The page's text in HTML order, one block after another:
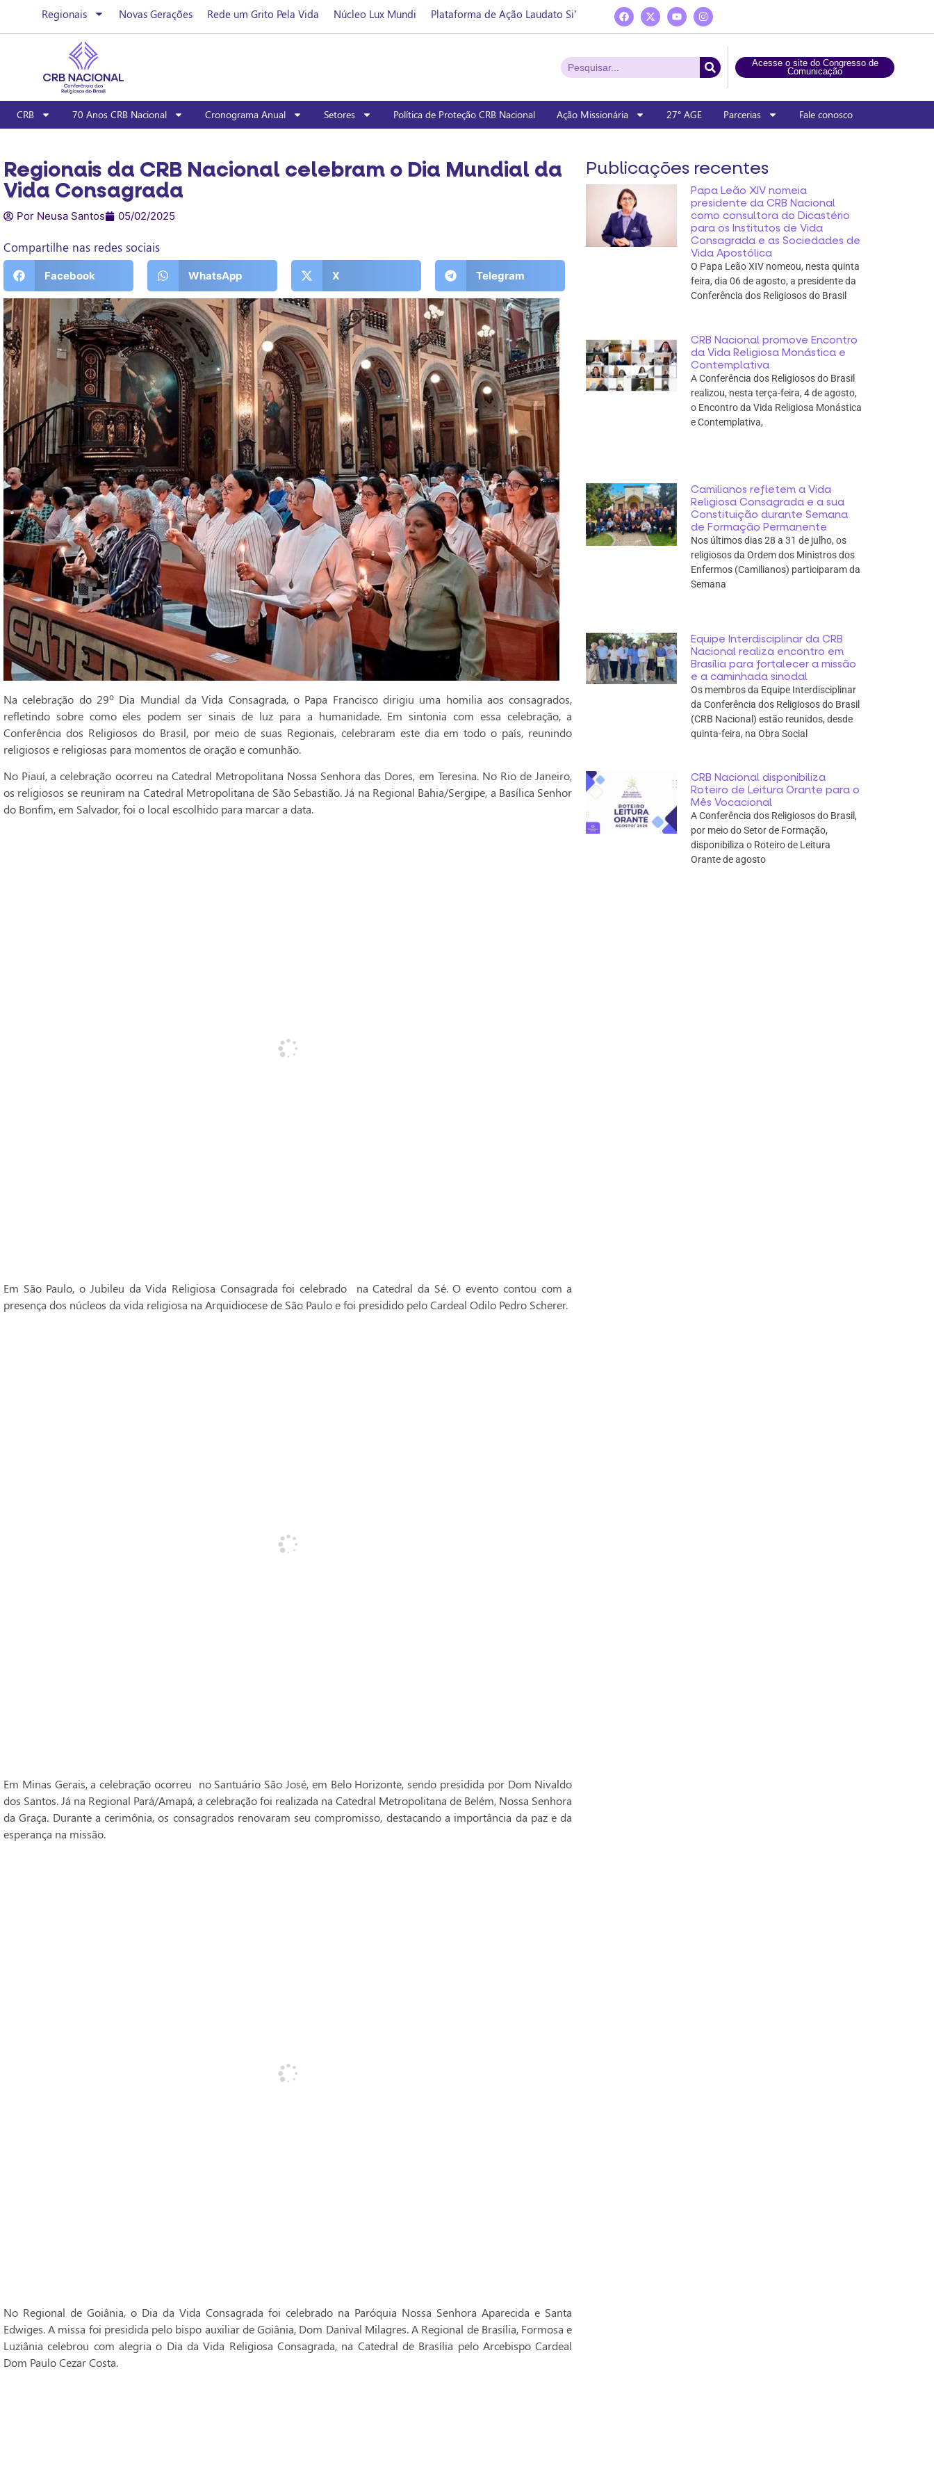
Regionais Novas Gerações Rede um Grito Pela Vida Núcleo Lux Mundi Plataforma de Ação Laudato Si’
Acesse o site do Congresso de
Comunicação
CRB 70 Anos CRB Nacional Cronograma Anual Setores Política de Proteção CRB Nacional Ação Missionária 27° AGE Parcerias Fale conosco
Regionais da CRB Nacional celebram o Dia Mundial da
Vida Consagrada
Por Neusa Santos 05/02/2025
Compartilhe nas redes sociais
Facebook WhatsApp X Telegram
Na celebração do 29º Dia Mundial da Vida Consagrada, o Papa Francisco dirigiu uma homilia aos consagrados,
refletindo sobre como eles podem ser sinais de luz para a humanidade. Em sintonia com essa celebração, a
Conferência dos Religiosos do Brasil, por meio de suas Regionais, celebraram este dia em todo o país, reunindo
religiosos e religiosas para momentos de oração e comunhão.
No Piauí, a celebração ocorreu na Catedral Metropolitana Nossa Senhora das Dores, em Teresina. No Rio de Janeiro,
os religiosos se reuniram na Catedral Metropolitana de São Sebastião. Já na Regional Bahia/Sergipe, a Basílica Senhor
do Bonfim, em Salvador, foi o local escolhido para marcar a data.
Em São Paulo, o Jubileu da Vida Religiosa Consagrada foi celebrado na Catedral da Sé. O evento contou com a
presença dos núcleos da vida religiosa na Arquidiocese de São Paulo e foi presidido pelo Cardeal Odilo Pedro Scherer.
Em Minas Gerais, a celebração ocorreu no Santuário São José, em Belo Horizonte, sendo presidida por Dom Nivaldo
dos Santos. Já na Regional Pará/Amapá, a celebração foi realizada na Catedral Metropolitana de Belém, Nossa Senhora
da Graça. Durante a cerimônia, os consagrados renovaram seu compromisso, destacando a importância da paz e da
esperança na missão.
No Regional de Goiânia, o Dia da Vida Consagrada foi celebrado na Paróquia Nossa Senhora Aparecida e Santa
Edwiges. A missa foi presidida pelo bispo auxiliar de Goiânia, Dom Danival Milagres. A Regional de Brasília, Formosa e
Luziânia celebrou com alegria o Dia da Vida Religiosa Consagrada, na Catedral de Brasília pelo Arcebispo Cardeal
Dom Paulo Cezar Costa.
Publicações recentes
Papa Leão XIV nomeia
presidente da CRB Nacional
como consultora do Dicastério
para os Institutos de Vida
Consagrada e as Sociedades de
Vida Apostólica
O Papa Leão XIV nomeou, nesta quinta
feira, dia 06 de agosto, a presidente da
Conferência dos Religiosos do Brasil
CRB Nacional promove Encontro
da Vida Religiosa Monástica e
Contemplativa
A Conferência dos Religiosos do Brasil
realizou, nesta terça-feira, 4 de agosto,
o Encontro da Vida Religiosa Monástica
e Contemplativa,
Camilianos refletem a Vida
Religiosa Consagrada e a sua
Constituição durante Semana
de Formação Permanente
Nos últimos dias 28 a 31 de julho, os
religiosos da Ordem dos Ministros dos
Enfermos (Camilianos) participaram da
Semana
Equipe Interdisciplinar da CRB
Nacional realiza encontro em
Brasília para fortalecer a missão
e a caminhada sinodal
Os membros da Equipe Interdisciplinar
da Conferência dos Religiosos do Brasil
(CRB Nacional) estão reunidos, desde
quinta-feira, na Obra Social
CRB Nacional disponibiliza
Roteiro de Leitura Orante para o
Mês Vocacional
A Conferência dos Religiosos do Brasil,
por meio do Setor de Formação,
disponibiliza o Roteiro de Leitura
Orante de agosto